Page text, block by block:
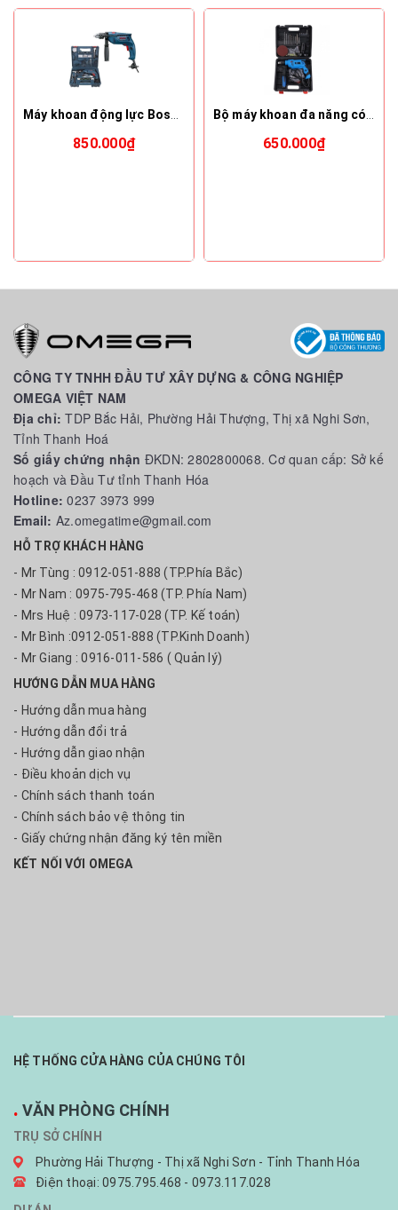
850.000₫ 650.000₫
CÔNG TY TNHH ĐẦU TƯ XÂY DỰNG & CÔNG NGHIỆP
OMEGA VIỆT NAM
Địa chỉ:TDP Bắc Hải, Phường Hải Thượng, Thị xã Nghi Sơn,
Tỉnh Thanh Hoá
Số giấy chứng nhận ĐKDN: 2802800068. Cơ quan cấp: Sở kế
hoạch và Đầu Tư tỉnh Thanh Hóa
Hotline:0237 3973 999
Email: Az.omegatime@gmail.com
HỖ TRỢ KHÁCH HÀNG
- Mr Tùng : 0912-051-888 (TP.Phía Bắc)
- Mr Nam : 0975-795-468 (TP. Phía Nam)
- Mrs Huệ : 0973-117-028 (TP. Kế toán)
- Mr Bình :0912-051-888 (TP.Kinh Doanh)
- Mr Giang : 0916-011-586 ( Quản lý)
HƯỚNG DẪN MUA HÀNG
- Hướng dẫn mua hàng
- Hướng dẫn đổi trả
- Hướng dẫn giao nhận
- Điều khoản dịch vụ
- Chính sách thanh toán
- Chính sách bảo vệ thông tin
- Giấy chứng nhận đăng ký tên miền
KẾT NỐI VỚI OMEGA
HỆ THỐNG CỬA HÀNG CỦA CHÚNG TÔI
. VĂN PHÒNG CHÍNH
TRỤ SỞ CHÍNH
Phường Hải Thượng - Thị xã Nghi Sơn - Tỉnh Thanh Hóa
Điện thoại: 0975.795.468 - 0973.117.028